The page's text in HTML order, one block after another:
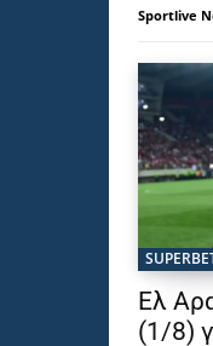
Sportlive
Ελ
(1/8)